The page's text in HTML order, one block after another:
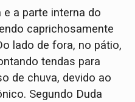
a parte interna do
caprichosamente
lado de fora, no pátio,
tendas para
de chuva, devido ao
Segundo Duda